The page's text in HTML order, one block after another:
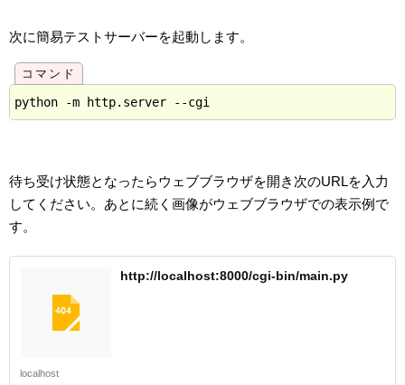
次に簡易テストサーバーを起動します。
待ち受け状態となったらウェブブラウザを開き次のURLを入力
してください。あとに続く画像がウェブブラウザでの表示例で
す。
http://localhost:8000/cgi-bin/main.py
localhost